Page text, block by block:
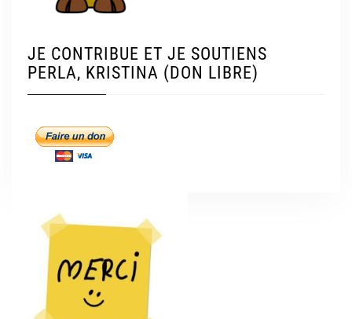
JE CONTRIBUE ET JE SOUTIENS
PERLA, KRISTINA (DON LIBRE)